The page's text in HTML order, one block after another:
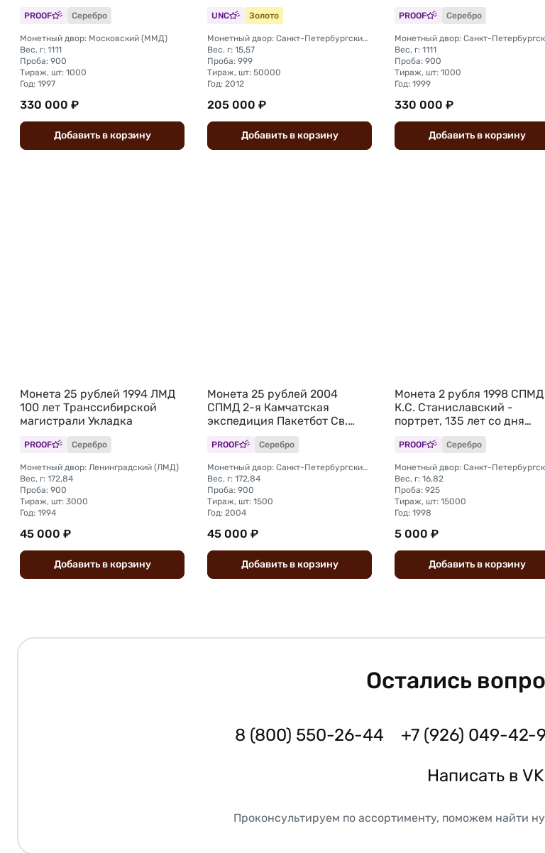
PROOF Серебро
Монетный двор: Московский (ММД)
Вес, г: 1111
Проба: 900
Тираж, шт: 1000
Год: 1997
330 000 ₽
Добавить вкорзину
UNC Золото
Монетный двор: Санкт-Петербургский (СПМД)
Вес, г: 15,57
Проба: 999
Тираж, шт: 50000
Год: 2012
205 000 ₽
Добавить вкорзину
PROOF Серебро
Вес, г: 1111
Проба: 900
Тираж, шт: 1000
Год: 1999
330 000 ₽
Добавить вкорзину
Монета 25 рублей 1994 ЛМД
100 лет Транссибирской
магистрали Укладка
PROOF Серебро
Монетный двор: Ленинградский (ЛМД)
Вес, г: 172,84
Проба: 900
Тираж, шт: 3000
Год: 1994
45 000 ₽
Добавить вкорзину
Монета 25 рублей 2004
СПМД 2-я Камчатская
экспедиция Пакетбот Св.
Петр, Павел
PROOF Серебро
Монетный двор: Санкт-Петербургский (СПМД)
Вес, г: 172,84
Проба: 900
Тираж, шт: 1500
Год: 2004
45 000 ₽
Добавить вкорзину
Монета 2 рубля 1998 СПМД
К.С. Станиславский -
портрет, 135 лет со дня
рождения
PROOF Серебро
Вес, г: 16,82
Проба: 925
Тираж, шт: 15000
Год: 1998
5 000 ₽
Добавить вкорзину
Остались
8 (800) 550-26-44 +7 (926) 049-42-
Написать в VK
Проконсультируем по ассортименту, поможем найти